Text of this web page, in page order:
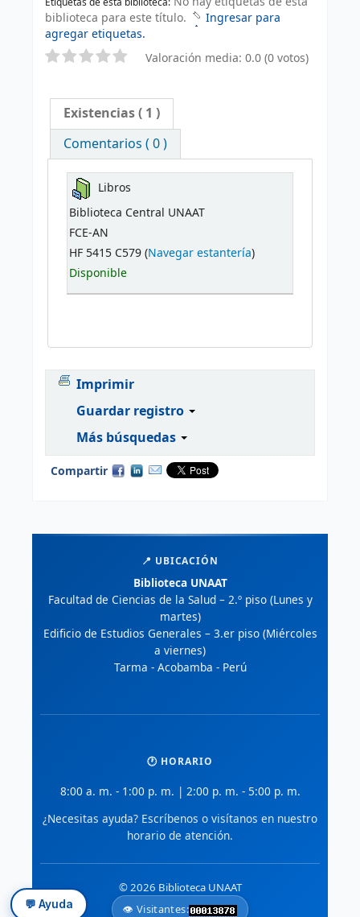
💬 Ayuda
biblioteca para este título.
Ingresar para
agregar etiquetas.
Valoración media: 0.0 (0 votos)
Existencias( 1 )
Comentarios ( 0 )
Libros
Biblioteca Central UNAAT
FCE-AN
HF 5415 C579 (Navegar estantería)
Disponible
Imprimir
Guardar registro
Más búsquedas
Compartir
📍 UBICACIÓN
Biblioteca UNAAT
Facultad de Ciencias de la Salud – 2.º piso (Lunes y
martes)
Edificio de Estudios Generales – 3.er piso (Miércoles
a viernes)
Tarma - Acobamba - Perú
🕐 HORARIO
8:00 a. m. - 1:00 p. m. | 2:00 p. m. - 5:00 p. m.
¿Necesitas ayuda? Escríbenos o visítanos en nuestro
horario de atención.
© 2026 Biblioteca UNAAT
👁️ Visitantes: